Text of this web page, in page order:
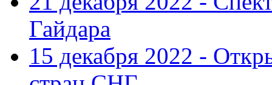
Гайдара
15 декабря 2022 -